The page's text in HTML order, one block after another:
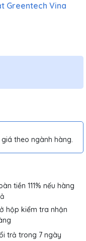
Greentech Vina
theo ngành hàng.
tiền 111% nếu hàng
hộp kiểm tra nhận
trả trong 7 ngày